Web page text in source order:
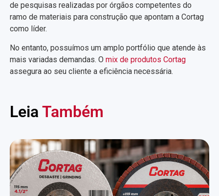
de pesquisas realizadas por órgãos competentes do
ramo de materiais para construção que apontam a Cortag
como líder.
No entanto, possuímos um amplo portfólio que atende às
mais variadas demandas. O mix de produtos Cortag
assegura ao seu cliente a eficiência necessária.
Leia Também